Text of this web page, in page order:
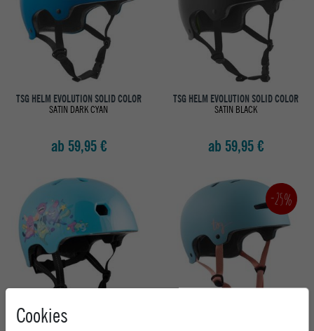
TSG HELM EVOLUTION SOLID COLOR
SATIN DARK CYAN
ab 59,95 €
TSG HELM EVOLUTION SOLID COLOR
SATIN BLACK
ab 59,95 €
-25%
Cookies